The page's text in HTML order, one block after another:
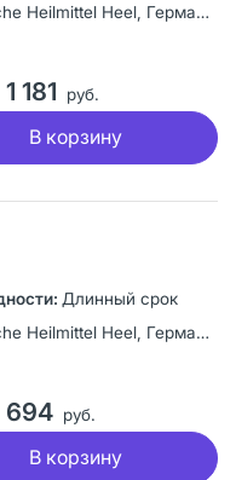
Biologische Heilmittel Heel, Германия
1 181 руб.
В корзину
Длинный срок
Biologische Heilmittel Heel, Германия
694 руб.
В корзину